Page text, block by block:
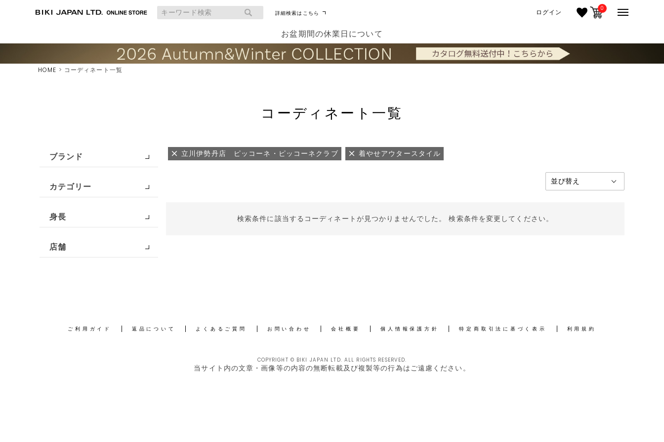
詳細検索はこちら ログイン 0
お盆期間の休業日について
HOME コーディネート一覧
コーディネート一覧
ブランド
カテゴリー
身長
店舗
立川伊勢丹店 ピッコーネ・ピッコーネクラブ 着やせアウタースタイル
検索条件に該当するコーディネートが見つかりませんでした。 検索条件を変更してください。
ご利用ガイド 返品について よくあるご質問 お問い合わせ 会社概要 個人情報保護方針 特定商取引法に基づく表示 利用規約
COPYRIGHT © BIKI JAPAN LTD. ALL RIGHTS RESERVED.
当サイト内の文章・画像等の内容の無断転載及び複製等の行為はご遠慮ください。